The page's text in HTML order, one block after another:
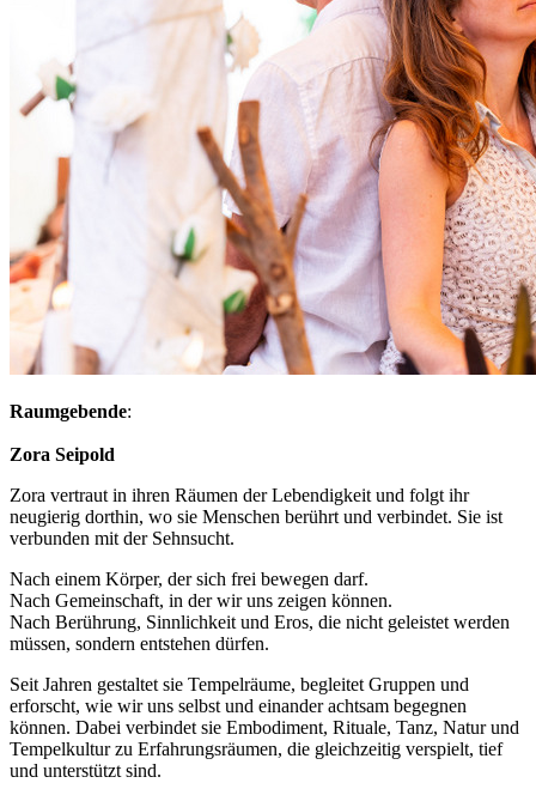
Raumgebende:
Zora Seipold
Zora vertraut in ihren Räumen der Lebendigkeit und folgt ihr
neugierig dorthin, wo sie Menschen berührt und verbindet. Sie ist
verbunden mit der Sehnsucht.
Nach einem Körper, der sich frei bewegen darf.
Nach Gemeinschaft, in der wir uns zeigen können.
Nach Berührung, Sinnlichkeit und Eros, die nicht geleistet werden
müssen, sondern entstehen dürfen.
Seit Jahren gestaltet sie Tempelräume, begleitet Gruppen und
erforscht, wie wir uns selbst und einander achtsam begegnen
können. Dabei verbindet sie Embodiment, Rituale, Tanz, Natur und
Tempelkultur zu Erfahrungsräumen, die gleichzeitig verspielt, tief
und unterstützt sind.